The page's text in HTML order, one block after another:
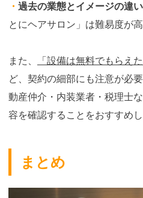
・ 過去の業態とイメージの違い
とにヘアサロン」は難易度が
また、 「設備は無料でもらえ
ど、契約の細部にも注意が必
動産仲介・内装業者・税理士
容を確認することをおすすめし
まとめ